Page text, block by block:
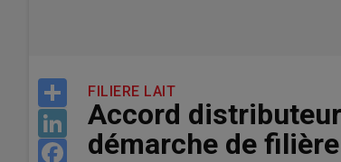
Share
LinkedIn
Facebook
FILIERE LAIT
Accord
démarche de